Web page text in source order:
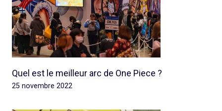
Quel est le meilleur arc de One Piece ?
25 novembre 2022